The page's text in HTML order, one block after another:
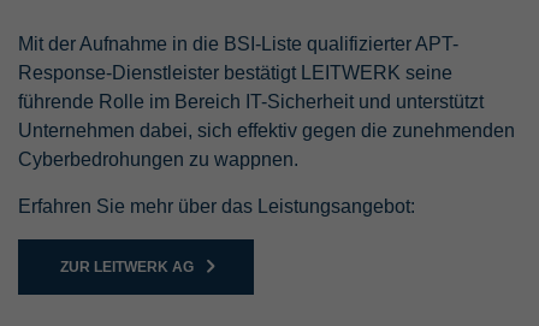
Mit der Aufnahme in die BSI-Liste qualifizierter APT-
Response-Dienstleister bestätigt LEITWERK seine
führende Rolle im Bereich IT-Sicherheit und unterstützt
Unternehmen dabei, sich effektiv gegen die zunehmenden
Cyberbedrohungen zu wappnen.
Erfahren Sie mehr über das Leistungsangebot:
ZUR LEITWERK AG